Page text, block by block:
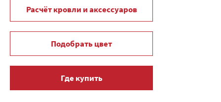
Расчёт кровли и аксессуаров
Подобрать цвет
Где купить